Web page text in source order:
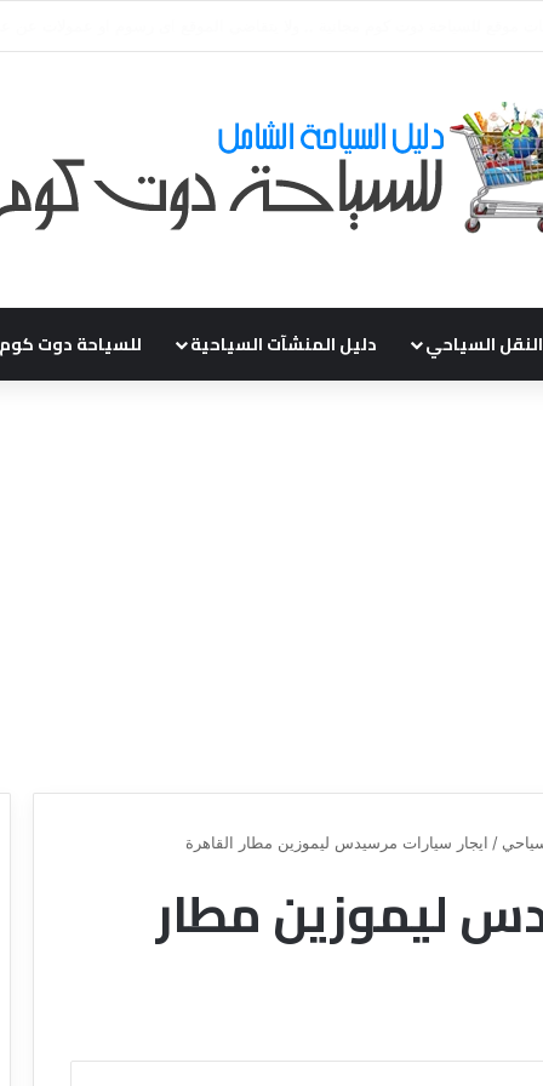
النقل السياحي دليل المنشآت السياحية للسياحة دوت كوم
/ ايجار سيارات مرسيدس ليموزين مطار القاهرة
ليموزين مطار
ع
ر
ك